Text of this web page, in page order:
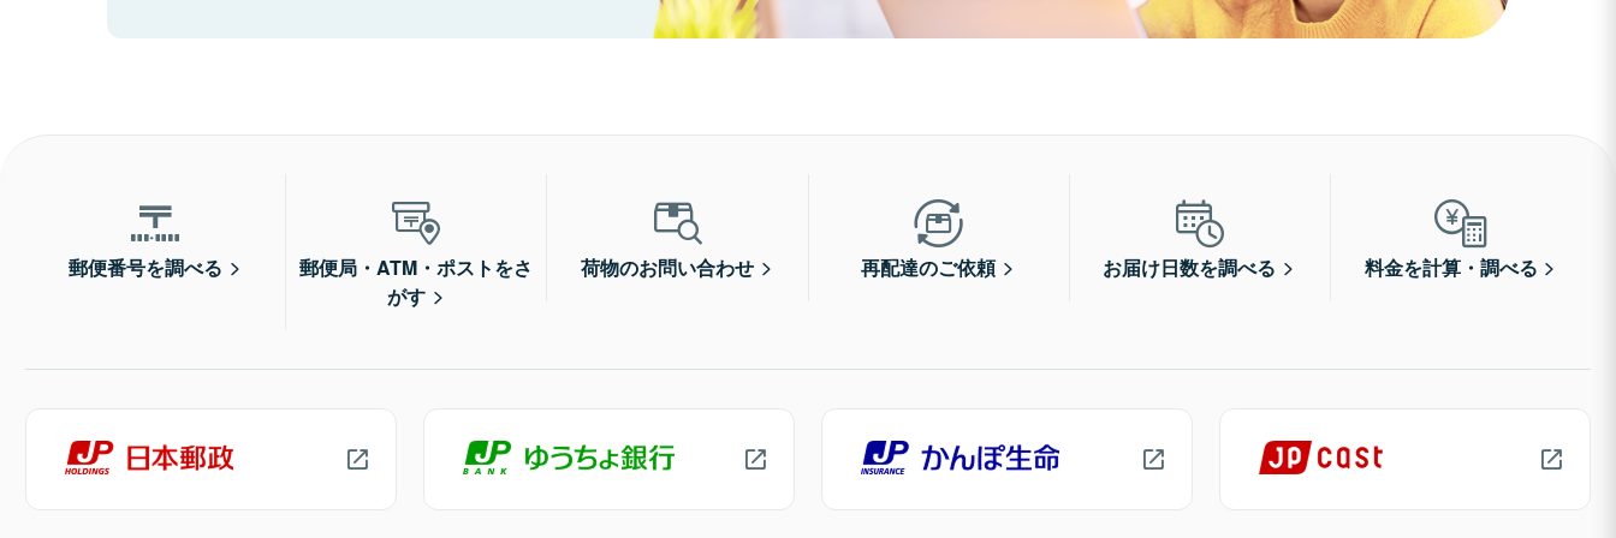
郵便番号を調べる
郵便局・ATM・ポストをさ
がす
荷物のお問い合わせ 再配達のご依頼 お届け日数を調べる 料金を計算・調べる